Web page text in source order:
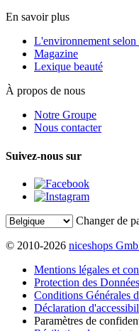
En savoir plus
L'environnement selon
Magazine
Lexique beauté
À propos de nous
Notre Groupe
Nous contacter
Suivez-nous sur
Changer de
© 2010-2026 niceshops
Mentions légales et
Protection des Données
Conditions Générales
Déclaration
Paramètres de